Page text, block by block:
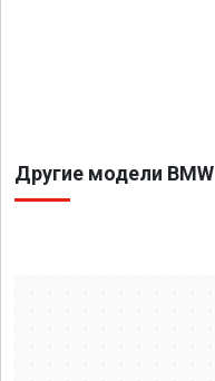
Другие модели BMW